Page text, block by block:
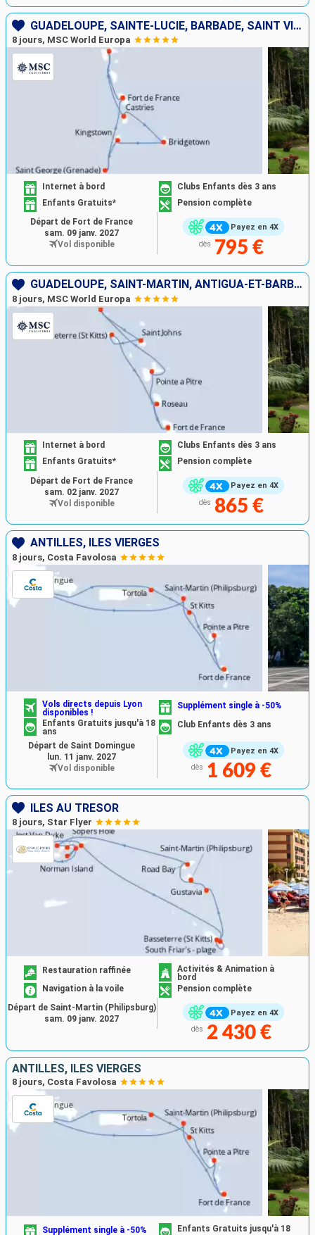
GUADELOUPE, SAINTE-LUCIE, BARBADE, SAINT VINCENT-ET-LES-GRENADINES, GRENADE, MARTINIQUE
8 jours, MSC World Europa
Payez en 4X
Internet à bord
Clubs Enfants dès 3 ans
Enfants Gratuits*
Pension complète
dès 795 €
Départ de Fort de France
sam. 09 janv. 2027
Vol disponible
GUADELOUPE, SAINT-MARTIN, ANTIGUA-ET-BARBUDA, SAINT-CHRISTOPHE-ET-NIÉVÈS, DOMINIQUE, MARTINIQUE
8 jours, MSC World Europa
Payez en 4X
Internet à bord
Clubs Enfants dès 3 ans
Enfants Gratuits*
Pension complète
dès 865 €
Départ de Fort de France
sam. 02 janv. 2027
Vol disponible
ANTILLES, ILES VIERGES
8 jours, Costa Favolosa
Payez en 4X
Vols directs depuis Lyon
disponibles !
Supplément single à -50%
Enfants Gratuits jusqu'à 18
ans
Club Enfants dès 3 ans
dès 1 609 €
Départ de Saint Domingue
lun. 11 janv. 2027
Vol disponible
ÎLES AU TRÉSOR
8 jours, Star Flyer
Payez en 4X
Restauration raffinée
Activités & Animation à
bord
Navigation à la voile
Pension complète
dès 2 430 €
Départ de Saint-Martin (Philipsburg)
sam. 09 janv. 2027
ANTILLES, ILES VIERGES
8 jours, Costa Favolosa
Supplément single à -50%
Enfants Gratuits jusqu'à 18